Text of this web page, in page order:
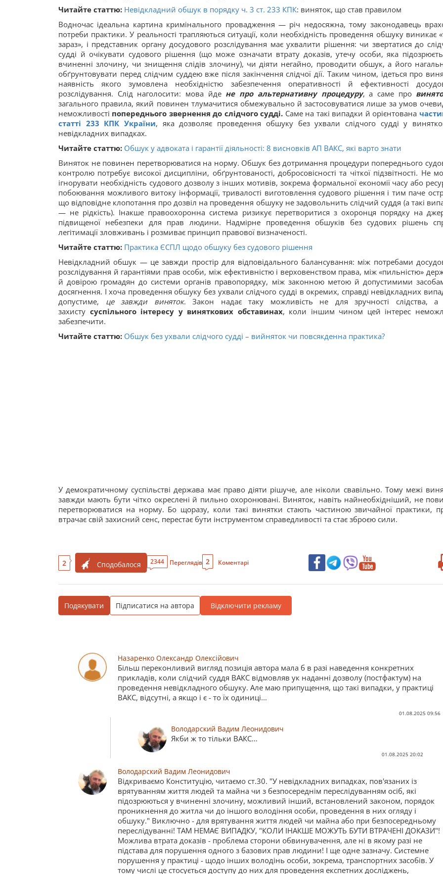
Читайте статтю: Невідкладний обшук в порядку ч. 3 ст. 233 КПК: виняток, що став правилом
Водночас ідеальна картина кримінального провадження — річ недосяжна, тому законодавець
потреби практики. У реальності трапляються ситуації, коли необхідність проведення обшуку виникає
зараз», і представник органу досудового розслідування має ухвалити рішення: чи звертатися до
судді й очікувати судового рішення (що може означати втрату доказів, утечу особи, яка
вчиненні злочину, чи знищення слідів злочину), чи діяти негайно, проводити обшук, а його
обґрунтовувати перед слідчим суддею вже після закінчення слідчої дії. Таким чином, ідеться про
наявність якого зумовлена необхідністю забезпечення оперативності й ефективності
розслідування. Слід наголосити: мова йде не про альтернативну процедуру, а саме про
загального правила, який повинен тлумачитися обмежувально й застосовуватися лише за умов
неможливості попереднього звернення до слідчого судді. Саме на такі випадки й орієнтована
статті 233 КПК України, яка дозволяє проведення обшуку без ухвали слідчого судді у
невідкладних випадках.
Читайте статтю: Обшук у адвоката і гарантії діяльності: 8 висновків АП ВАКС, які варто знати
Виняток не повинен перетворюватися на норму. Обшук без дотримання процедури попереднього
контролю потребує високої дисципліни, обґрунтованості, добросовісності та чіткої підзвітності. Не
ігнорувати необхідність судового дозволу з інших мотивів, зокрема формальної економії часу або
побоювання можливого витоку інформації, тривалості виготовлення судового рішення і тим паче
що відповідне клопотання про дозвіл на проведення обшуку не задовольнить слідчий суддя (а такі
— не рідкість). Інакше правоохоронна система ризикує перетворитися з охоронця порядку на
підвищеної небезпеки для прав людини. Надмірне проведення обшуків без судових рішень
легітимації зловживань і розмиває принцип правової визначеності.
Читайте статтю: Практика ЄСПЛ щодо обшуку без судового рішення
Невідкладний обшук — це завжди простір для відповідального балансування: між потребами
розслідування й гарантіями прав особи, між ефективністю і верховенством права, між «пильністю»
й довірою громадян до системи органів правопорядку, між законною метою й допустимими
досягнення. І хоча проведення обшуку без ухвали слідчого судді в окремих, справді невідкладних
допустиме, це завжди виняток. Закон надає таку можливість не для зручності слідства, а
захисту суспільного інтересу у виняткових обставинах, коли іншим чином цей інтерес
забезпечити.
Читайте статтю: Обшук без ухвали слідчого судді – вийняток чи повсякденна практика?
У демократичному суспільстві держава має право діяти рішуче, але ніколи свавільно. Тому межі
завжди мають бути чітко окреслені й пильно охоронювані. Виняток, навіть найнеобхідніший, не
перетворюватися на норму. Бо щоразу, коли такі винятки стають частиною звичайної практики,
втрачає свій захисний сенс, перестає бути інструментом справедливості та стає зброєю сили.
2 Сподобалося 2344 Переглядів 2 Коментарі
Подякувати Підписатися на автора Відключити рекламу
Назаренко Олександр Олексійович
Більш переконливий вигляд позиція автора мала б в разі наведення конкретних
прикладів, коли слідчий суддя ВАКС відмовляв ук наданні дозволу (постфактум) на
проведення невідкладного обшуку. Але маю припущення, що такі випадки, у практиці
ВАКС, відсутні, а якщо і є - то їх одиниці...
01.08.2025 09:56
Володарский Вадим Леонидович
Якби ж то тільки ВАКС...
01.08.2025 20:02
Володарский Вадим Леонидович
Відкриваємо Конституцію, читаємо ст.30. "У невідкладних випадках, пов'язаних із
врятуванням життя людей та майна чи з безпосереднім переслідуванням осіб, які
підозрюються у вчиненні злочину, можливий інший, встановлений законом, порядок
проникнення до житла чи до іншого володіння особи, проведення в них огляду і
обшуку." Виключно - для врятування життя людей чи майна або при безпосередньому
переслідуванні! ТАМ НЕМАЄ ВИПАДКУ, "КОЛИ ІНАКШЕ МОЖУТЬ БУТИ ВТРАЧЕНІ ДОКАЗИ"!
Можлива втрата доказів - проблема сторони обвинувачення, але ні в якому разі не
підстава для порушення одного з базових прав людини! І ще одне зазначу. Системне
порушення у практиці - щодо інших володінь особи, зокрема, транспортних засобів. У
тому числі це стосується доступу до них для проведення експетних досліджень,